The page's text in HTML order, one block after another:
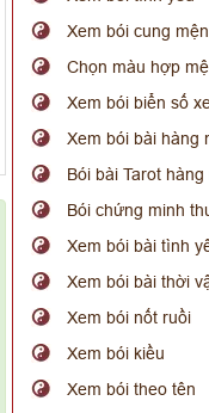
Xem bói cung
Chọn màu hợp
Xem bói biển số
Xem bói bài hàng
Bói bài Tarot hàng
Bói chứng minh
Xem bói bài tình
Xem bói bài thời
Xem bói nốt ruồi
Xem bói kiều
Xem bói theo tên